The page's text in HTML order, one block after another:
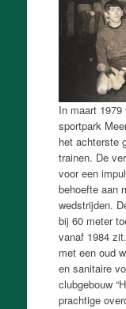
In maart
sportpark
het achterste
trainen. De
voor een
behoefte aan
wedstrijden.
bij 60 meter
vanaf 1984
met een oud
en sanitaire
clubgebouw
prachtige